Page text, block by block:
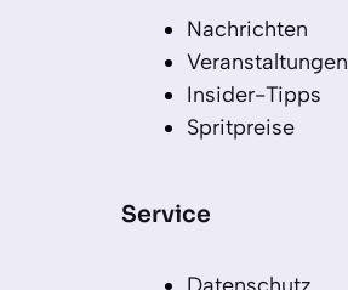
Nachrichten
Veranstaltungen
Insider-Tipps
Spritpreise
Service